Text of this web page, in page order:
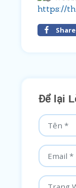
https://
Share
Để lại